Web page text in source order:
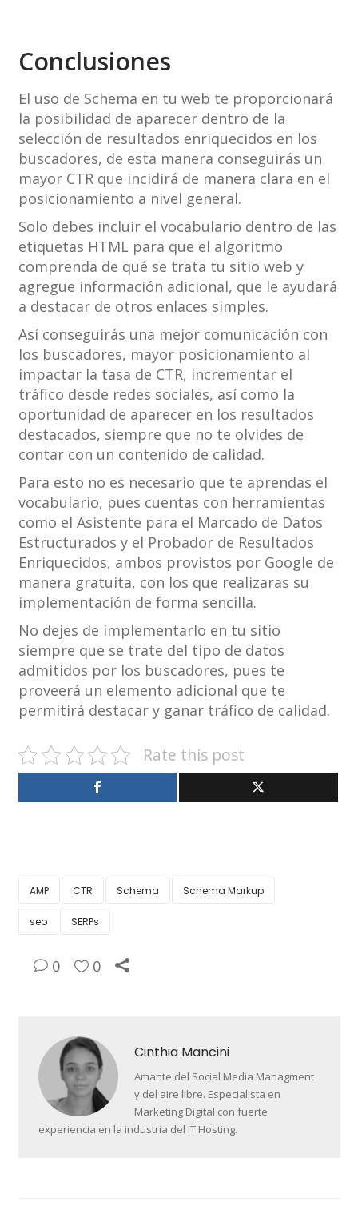
Conclusiones
El uso de Schema en tu web te proporcionará
la posibilidad de aparecer dentro de la
selección de resultados enriquecidos en los
buscadores, de esta manera conseguirás un
mayor CTR que incidirá de manera clara en el
posicionamiento a nivel general.
Solo debes incluir el vocabulario dentro de las
etiquetas HTML para que el algoritmo
comprenda de qué se trata tu sitio web y
agregue información adicional, que le ayudará
a destacar de otros enlaces simples.
Así conseguirás una mejor comunicación con
los buscadores, mayor posicionamiento al
impactar la tasa de CTR, incrementar el
tráfico desde redes sociales, así como la
oportunidad de aparecer en los resultados
destacados, siempre que no te olvides de
contar con un contenido de calidad.
Para esto no es necesario que te aprendas el
vocabulario, pues cuentas con herramientas
como el Asistente para el Marcado de Datos
Estructurados y el Probador de Resultados
Enriquecidos, ambos provistos por Google de
manera gratuita, con los que realizaras su
implementación de forma sencilla.
No dejes de implementarlo en tu sitio
siempre que se trate del tipo de datos
admitidos por los buscadores, pues te
proveerá un elemento adicional que te
permitirá destacar y ganar tráfico de calidad.
Rate this post
AMP CTR Schema Schema Markup
seo SERPs
0 0
Cinthia Mancini
Amante del Social Media Managment
y del aire libre. Especialista en
Marketing Digital con fuerte
experiencia en la industria del IT Hosting.